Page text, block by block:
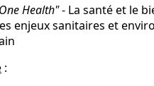
Health"- La santé et le
enjeux sanitaires et
: